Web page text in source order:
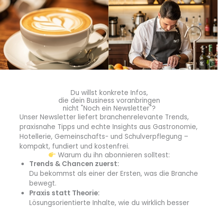
Als Chef von drei Betrieben hat Chi Trung Khuu Anfang
2024 die Lieblings-Akademie ins Leben gerufen und
bietet seit kurzem sogar Dualstudiengänge wie etwa
Food Management an. (Quelle: Lieblings-Akademie)
Außerdem bietetdie Akademiein Zusammenarbeit mit
in Hannover und derIST-Hochschule
Düsseldorf mit den Dual- Studiengängen
Hotelmanagement, Food-Management, Mediendesign,
Online-Marketing-Management, Tourismus-Management
und Business-Administration eine ganzheitliche Schulung
und Förderung an. „Unser Image hat in den letzten
Jahren sehr gelitten, daher müssen wir in Hotellerie und
Gastronomie umdenken und lernen, neue Wege zu
gehen“, sagt Chi Trung Khuu. „Nur so wird es uns gelingen,
wieder neue Fachkräfte langfristig von unserer Branche
Du willst konkrete Infos,
die dein Business voranbringen
nicht "Noch ein Newsletter"?
Unser Newsletter liefert branchenrelevante Trends,
praxisnahe Tipps und echte Insights aus Gastronomie,
Hotellerie, Gemeinschafts- und Schulverpflegung –
kompakt, fundiert und kostenfrei.
Warum du ihn abonnieren solltest:
Trends & Chancen zuerst:
Du bekommst als einer der Ersten, was die Branche
bewegt.
Praxis statt Theorie:
Lösungsorientierte Inhalte, wie du wirklich besser